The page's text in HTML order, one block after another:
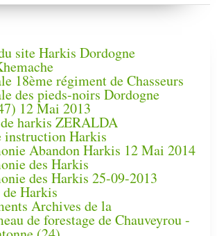
site Harkis Dordogne
18ème régiment de Chasseurs
des pieds-noirs Dordogne
12 Mai 2013
harkis ZERALDA
Harkis
Abandon Harkis 12 Mai 2014
des Harkis
des Harkis 25-09-2013
Harkis
Archives de la
de forestage de Chauveyrou -